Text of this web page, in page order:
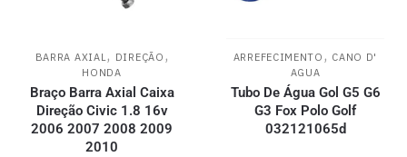
BARRA AXIAL, DIREÇÃO ,
HONDA
Braço Barra Axial Caixa
Direção Civic 1.8 16v
2006 2007 2008 2009
2010
ARREFECIMENTO , CANO D'
AGUA
Tubo De Água Gol G5 G6
G3 Fox Polo Golf
032121065d